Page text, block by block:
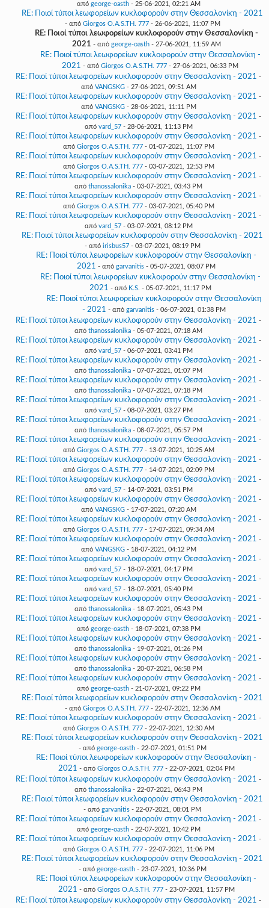
από george-oasth- 25-06-2021, 02:21 AM
RE: Ποιοί τύποι λεωφορείων κυκλοφορούν στην Θεσσαλονίκη - 2021
- από Giorgos O.A.S.TH. 777- 26-06-2021, 11:07 PM
RE: Ποιοί τύποι λεωφορείων κυκλοφορούν στην Θεσσαλονίκη -
2021 - από george-oasth- 27-06-2021, 11:59 AM
RE: Ποιοί τύποι λεωφορείων κυκλοφορούν στην Θεσσαλονίκη -
2021 - από Giorgos O.A.S.TH. 777 - 27-06-2021, 06:33 PM
RE: Ποιοί τύποι λεωφορείων κυκλοφορούν στην Θεσσαλονίκη - 2021 -
από VANGSKG- 27-06-2021, 09:51 AM
RE: Ποιοί τύποι λεωφορείων κυκλοφορούν στην Θεσσαλονίκη - 2021 -
από VANGSKG- 28-06-2021, 11:11 PM
RE: Ποιοί τύποι λεωφορείων κυκλοφορούν στην Θεσσαλονίκη - 2021 -
από vard_57- 28-06-2021, 11:13 PM
RE: Ποιοί τύποι λεωφορείων κυκλοφορούν στην Θεσσαλονίκη - 2021 -
από Giorgos O.A.S.TH. 777- 01-07-2021, 11:07 PM
RE: Ποιοί τύποι λεωφορείων κυκλοφορούν στην Θεσσαλονίκη - 2021 -
από Giorgos O.A.S.TH. 777- 03-07-2021, 12:53 PM
RE: Ποιοί τύποι λεωφορείων κυκλοφορούν στην Θεσσαλονίκη - 2021 -
από thanossalonika - 03-07-2021, 03:43 PM
RE: Ποιοί τύποι λεωφορείων κυκλοφορούν στην Θεσσαλονίκη - 2021 -
από Giorgos O.A.S.TH. 777- 03-07-2021, 05:40 PM
RE: Ποιοί τύποι λεωφορείων κυκλοφορούν στην Θεσσαλονίκη - 2021 -
από vard_57- 03-07-2021, 08:12 PM
RE: Ποιοί τύποι λεωφορείων κυκλοφορούν στην Θεσσαλονίκη - 2021
- από irisbus57- 03-07-2021, 08:19 PM
RE: Ποιοί τύποι λεωφορείων κυκλοφορούν στην Θεσσαλονίκη -
2021 - από garvanitis - 05-07-2021, 08:07 PM
RE: Ποιοί τύποι λεωφορείων κυκλοφορούν στην Θεσσαλονίκη -
2021 - από K.S. - 05-07-2021, 11:17 PM
RE: Ποιοί τύποι λεωφορείων κυκλοφορούν στην Θεσσαλονίκη
- 2021 - από garvanitis - 06-07-2021, 01:38 PM
RE: Ποιοί τύποι λεωφορείων κυκλοφορούν στην Θεσσαλονίκη - 2021 -
από thanossalonika - 05-07-2021, 07:18 AM
RE: Ποιοί τύποι λεωφορείων κυκλοφορούν στην Θεσσαλονίκη - 2021 -
από vard_57- 06-07-2021, 03:41 PM
RE: Ποιοί τύποι λεωφορείων κυκλοφορούν στην Θεσσαλονίκη - 2021 -
από thanossalonika - 07-07-2021, 01:07 PM
RE: Ποιοί τύποι λεωφορείων κυκλοφορούν στην Θεσσαλονίκη - 2021 -
από thanossalonika - 07-07-2021, 07:18 PM
RE: Ποιοί τύποι λεωφορείων κυκλοφορούν στην Θεσσαλονίκη - 2021 -
από vard_57- 08-07-2021, 03:27 PM
RE: Ποιοί τύποι λεωφορείων κυκλοφορούν στην Θεσσαλονίκη - 2021 -
από thanossalonika - 08-07-2021, 05:57 PM
RE: Ποιοί τύποι λεωφορείων κυκλοφορούν στην Θεσσαλονίκη - 2021 -
από Giorgos O.A.S.TH. 777- 13-07-2021, 10:25 AM
RE: Ποιοί τύποι λεωφορείων κυκλοφορούν στην Θεσσαλονίκη - 2021 -
από Giorgos O.A.S.TH. 777- 14-07-2021, 02:09 PM
RE: Ποιοί τύποι λεωφορείων κυκλοφορούν στην Θεσσαλονίκη - 2021 -
από vard_57- 14-07-2021, 03:51 PM
RE: Ποιοί τύποι λεωφορείων κυκλοφορούν στην Θεσσαλονίκη - 2021 -
από VANGSKG- 17-07-2021, 07:20 AM
RE: Ποιοί τύποι λεωφορείων κυκλοφορούν στην Θεσσαλονίκη - 2021 -
από Giorgos O.A.S.TH. 777- 17-07-2021, 09:34 AM
RE: Ποιοί τύποι λεωφορείων κυκλοφορούν στην Θεσσαλονίκη - 2021 -
από VANGSKG- 18-07-2021, 04:12 PM
RE: Ποιοί τύποι λεωφορείων κυκλοφορούν στην Θεσσαλονίκη - 2021 -
από vard_57- 18-07-2021, 04:17 PM
RE: Ποιοί τύποι λεωφορείων κυκλοφορούν στην Θεσσαλονίκη - 2021 -
από vard_57- 18-07-2021, 05:40 PM
RE: Ποιοί τύποι λεωφορείων κυκλοφορούν στην Θεσσαλονίκη - 2021 -
από thanossalonika - 18-07-2021, 05:43 PM
RE: Ποιοί τύποι λεωφορείων κυκλοφορούν στην Θεσσαλονίκη - 2021 -
από george-oasth- 18-07-2021, 07:38 PM
RE: Ποιοί τύποι λεωφορείων κυκλοφορούν στην Θεσσαλονίκη - 2021 -
από thanossalonika - 19-07-2021, 01:26 PM
RE: Ποιοί τύποι λεωφορείων κυκλοφορούν στην Θεσσαλονίκη - 2021 -
από thanossalonika - 20-07-2021, 06:58 PM
RE: Ποιοί τύποι λεωφορείων κυκλοφορούν στην Θεσσαλονίκη - 2021 -
από george-oasth- 21-07-2021, 09:22 PM
RE: Ποιοί τύποι λεωφορείων κυκλοφορούν στην Θεσσαλονίκη - 2021
- από Giorgos O.A.S.TH. 777- 22-07-2021, 12:36 AM
RE: Ποιοί τύποι λεωφορείων κυκλοφορούν στην Θεσσαλονίκη - 2021 -
από Giorgos O.A.S.TH. 777- 22-07-2021, 12:30 AM
RE: Ποιοί τύποι λεωφορείων κυκλοφορούν στην Θεσσαλονίκη - 2021
- από george-oasth- 22-07-2021, 01:51 PM
RE: Ποιοί τύποι λεωφορείων κυκλοφορούν στην Θεσσαλονίκη -
2021 - από Giorgos O.A.S.TH. 777- 22-07-2021, 02:04 PM
RE: Ποιοί τύποι λεωφορείων κυκλοφορούν στην Θεσσαλονίκη - 2021 -
από thanossalonika - 22-07-2021, 06:43 PM
RE: Ποιοί τύποι λεωφορείων κυκλοφορούν στην Θεσσαλονίκη - 2021
- από garvanitis - 22-07-2021, 08:01 PM
RE: Ποιοί τύποι λεωφορείων κυκλοφορούν στην Θεσσαλονίκη - 2021 -
από george-oasth- 22-07-2021, 10:42 PM
RE: Ποιοί τύποι λεωφορείων κυκλοφορούν στην Θεσσαλονίκη - 2021 -
από Giorgos O.A.S.TH. 777- 22-07-2021, 11:06 PM
RE: Ποιοί τύποι λεωφορείων κυκλοφορούν στην Θεσσαλονίκη - 2021
- από george-oasth- 23-07-2021, 10:36 PM
RE: Ποιοί τύποι λεωφορείων κυκλοφορούν στην Θεσσαλονίκη -
2021 - από Giorgos O.A.S.TH. 777- 23-07-2021, 11:57 PM
RE: Ποιοί τύποι λεωφορείων κυκλοφορούν στην Θεσσαλονίκη - 2021 -